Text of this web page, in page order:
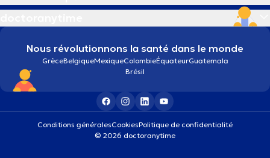
Nous révolutionnons la santé dans le monde
GrèceBelgiqueMexiqueColombieÉquateurGuatemala
Brésil
Conditions généralesCookiesPolitique de confidentialité
© 2026 doctoranytime